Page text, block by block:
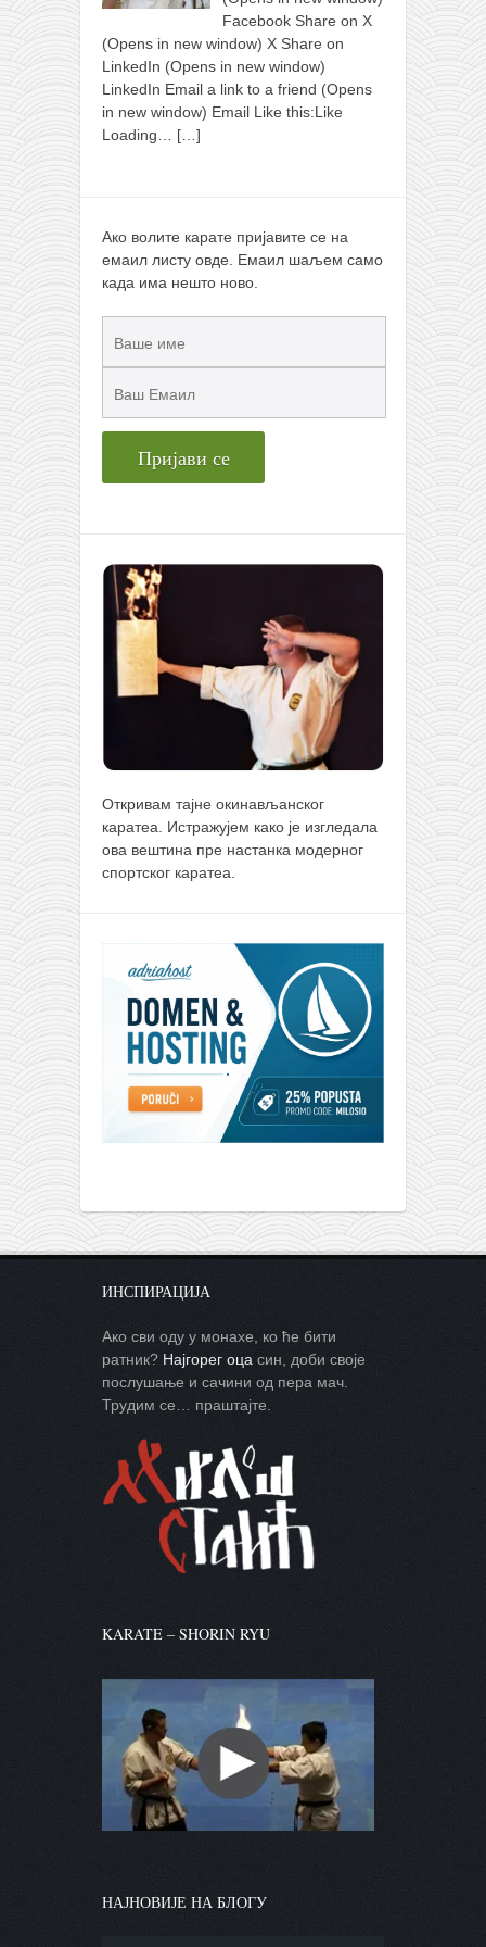
Facebook Share on X
(Opens in new window) X Share on
LinkedIn (Opens in new window)
LinkedIn Email a link to a friend (Opens
in new window) Email Like this:Like
Loading…
[…]
Ако волите карате пријавите се на
емаил листу овде. Емаил шаљем само
када има нешто ново.
Откривам тајне окинављанског
каратеа. Истражујем како је изгледала
ова вештина пре настанка модерног
спортског каратеа.
ИНСПИРАЦИЈА
Ако сви оду у монахе, ко ће бити
ратник? Најгорег оца син, доби своје
послушање и сачини од пера мач.
Трудим се… праштајте.
KARATE – SHORIN RYU
НАЈНОВИЈЕ НА БЛОГУ